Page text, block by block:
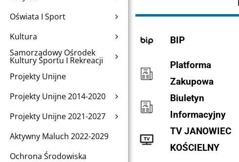
Oświata I Sport
Kultura
Samorządowy Ośrodek
Kultury Sportu I Rekreacji
Projekty Unijne
Projekty Unijne 2014-2020
Projekty Unijne 2021-2027
Aktywny Maluch 2022-2029
Ochrona Środowiska
BIP
Platforma
Zakupowa
Biuletyn
Informacyjny
TV JANOWIEC
KOŚCIELNY